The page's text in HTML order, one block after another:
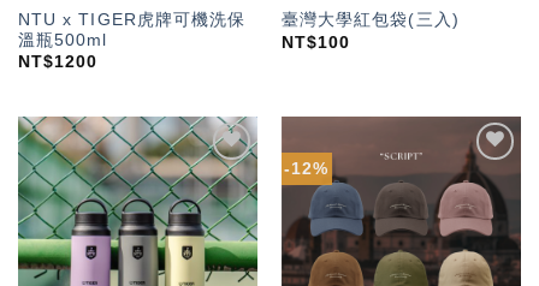
NTU x TIGER虎牌可機洗保
溫瓶500ml
NT$1200
臺灣大學紅包袋(三入)
NT$100
加入
「願
望輕
單」
-12%
加入
「願
望輕
單」